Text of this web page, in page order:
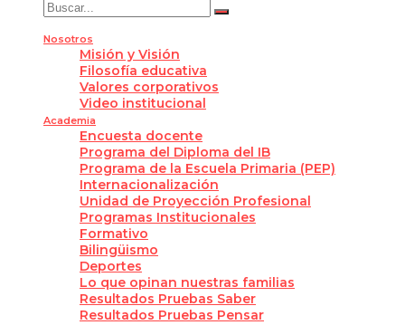
Nosotros
Misión y Visión
Filosofía educativa
Valores corporativos
Video institucional
Academia
Encuesta docente
Programa del Diploma del IB
Programa de la Escuela Primaria (PEP)
Internacionalización
Unidad de Proyección Profesional
Programas Institucionales
Formativo
Bilingüismo
Deportes
Lo que opinan nuestras familias
Resultados Pruebas Saber
Resultados Pruebas Pensar